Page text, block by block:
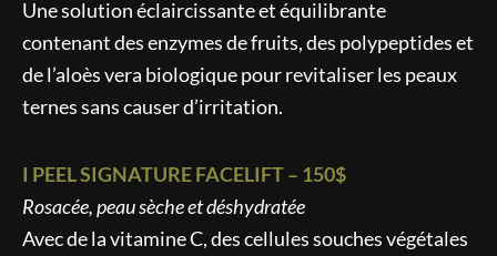
Une solution éclaircissante et équilibrante
contenant des enzymes de fruits, des polypeptides et
de l’aloès vera biologique pour revitaliser les peaux
ternes sans causer d’irritation.
I PEEL SIGNATURE FACELIFT – 150$
Rosacée, peau sèche et déshydratée
Avec de la vitamine C, des cellules souches végétales